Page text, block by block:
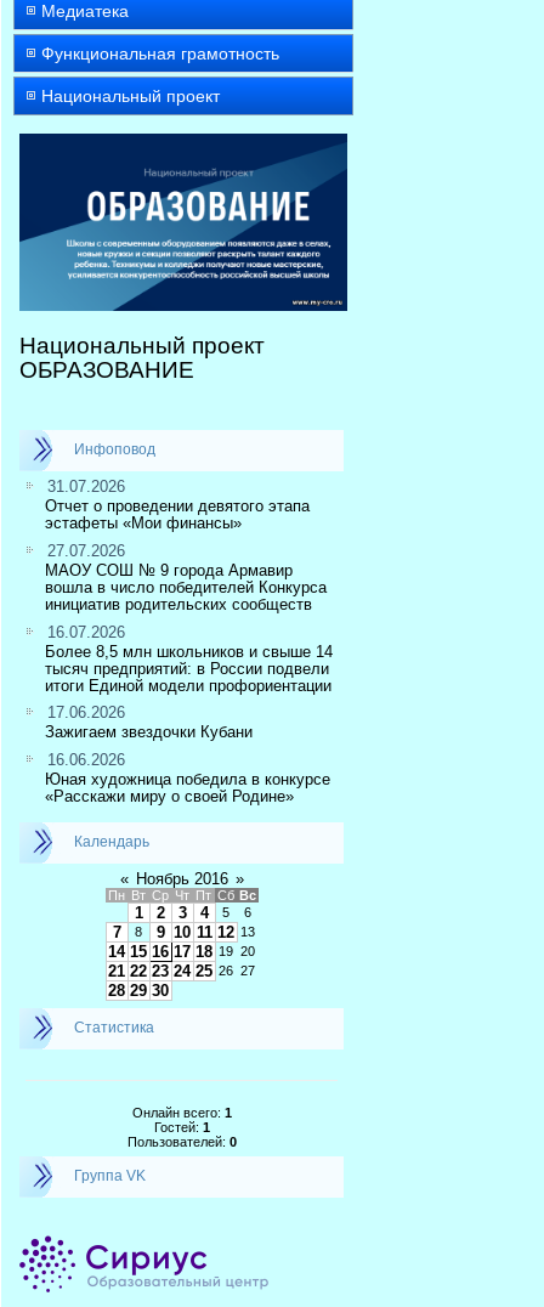
Медиатека
Функциональная грамотность
Национальный проект
Национальный проект
ОБРАЗОВАНИЕ
Инфоповод
31.07.2026
Отчет о проведении девятого этапа
эстафеты «Мои финансы»
27.07.2026
МАОУ СОШ № 9 города Армавир
вошла в число победителей Конкурса
инициатив родительских сообществ
16.07.2026
Более 8,5 млн школьников и свыше 14
тысяч предприятий: в России подвели
итоги Единой модели профориентации
17.06.2026
Зажигаем звездочки Кубани
16.06.2026
Юная художница победила в конкурсе
«Расскажи миру о своей Родине»
Календарь
« Ноябрь 2016 »
Пн Вт Ср Чт Пт Сб Вс
1 2 3 4 5 6
7 8 9 10 11 12 13
14 15 16 17 18 19 20
21 22 23 24 25 26 27
28 29 30
Статистика
Онлайн всего: 1
Гостей: 1
Пользователей: 0
Группа VK